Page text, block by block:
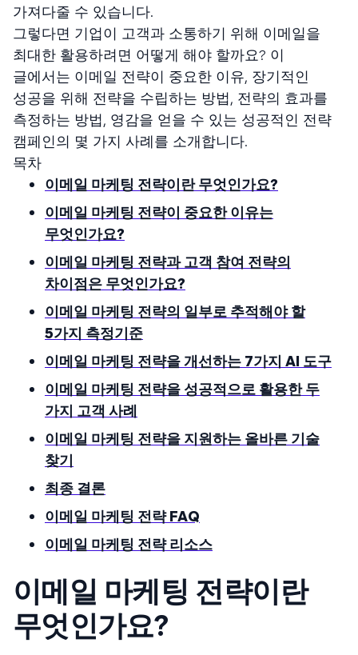
가져다줄 수 있습니다.
그렇다면 기업이 고객과 소통하기 위해 이메일을
최대한 활용하려면 어떻게 해야 할까요? 이
글에서는 이메일 전략이 중요한 이유, 장기적인
성공을 위해 전략을 수립하는 방법, 전략의 효과를
측정하는 방법, 영감을 얻을 수 있는 성공적인 전략
캠페인의 몇 가지 사례를 소개합니다.
목차
이메일 마케팅 전략이란 무엇인가요?
이메일 마케팅 전략이 중요한 이유는
무엇인가요?
이메일 마케팅 전략과 고객 참여 전략의
차이점은 무엇인가요?
이메일 마케팅 전략의 일부로 추적해야 할
5가지 측정기준
이메일 마케팅 전략을 개선하는 7가지 AI 도구
이메일 마케팅 전략을 성공적으로 활용한 두
가지 고객 사례
이메일 마케팅 전략을 지원하는 올바른 기술
찾기
최종 결론
이메일 마케팅 전략 FAQ
이메일 마케팅 전략 리소스
이메일 마케팅 전략이란
무엇인가요?